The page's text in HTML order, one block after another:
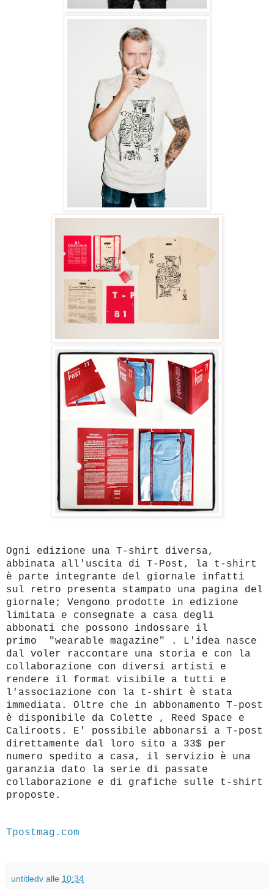
Ogni edizione una T-shirt diversa,
abbinata all'uscita di T-Post, la t-shirt
è parte integrante del giornale infatti
sul retro presenta stampato una pagina del
giornale; Vengono prodotte in edizione
limitata e consegnate a casa degli
abbonati che possono indossare il
primo
"wearable magazine" . L'idea nasce
dal voler raccontare una storia e con la
collaborazione con diversi artisti e
rendere il format visibile a tutti e
l'associazione con la t-shirt è stata
immediata. Oltre che in abbonamento T-post
è disponibile da Colette , Reed Space e
Caliroots. E' possibile abbonarsi a T-post
direttamente dal loro sito a 33$ per
numero spedito a casa, il servizio è una
garanzia dato la serie di passate
collaborazione e di grafiche sulle t-shirt
proposte.
Tpostmag.com
untitledv alle 10:34